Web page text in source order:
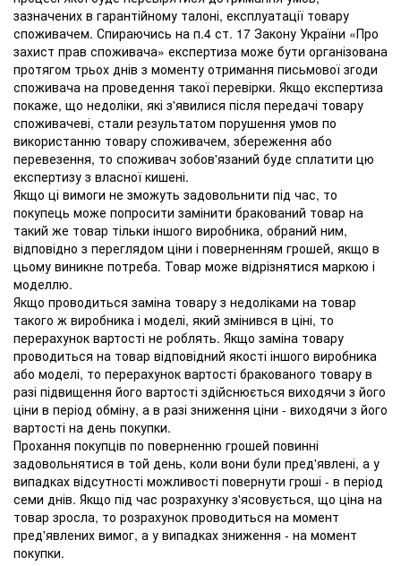
зазначених в гарантійному талоні, експлуатації товару
споживачем. Спираючись на п.4 ст. 17 Закону України «Про
захист прав споживача» експертиза може бути організована
протягом трьох днів з моменту отримання письмової згоди
споживача на проведення такої перевірки. Якщо експертиза
покаже, що недоліки, які з'явилися після передачі товару
споживачеві, стали результатом порушення умов по
використанню товару споживачем, збереження або
перевезення, то споживач зобов'язаний буде сплатити цю
експертизу з власної кишені.
Якщо ці вимоги не зможуть задовольнити під час, то
покупець може попросити замінити бракований товар на
такий же товар тільки іншого виробника, обраний ним,
відповідно з переглядом ціни і поверненням грошей, якщо в
цьому виникне потреба. Товар може відрізнятися маркою і
моделлю.
Якщо проводиться заміна товару з недоліками на товар
такого ж виробника і моделі, який змінився в ціні, то
перерахунок вартості не роблять. Якщо заміна товару
проводиться на товар відповідний якості іншого виробника
або моделі, то перерахунок вартості бракованого товару в
разі підвищення його вартості здійснюється виходячи з його
ціни в період обміну, а в разі зниження ціни - виходячи з його
вартості на день покупки.
Прохання покупців по поверненню грошей повинні
задовольнятися в той день, коли вони були пред'явлені, а у
випадках відсутності можливості повернути гроші - в період
семи днів. Якщо під час розрахунку з'ясовується, що ціна на
товар зросла, то розрахунок проводиться на момент
пред'явлених вимог, а у випадках зниження - на момент
покупки.